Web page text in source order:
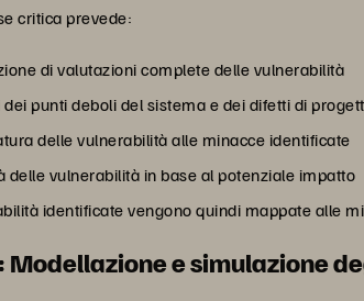
critica prevede:
di valutazioni complete delle vulnerabilità
dei punti deboli del sistema e dei difetti di
delle vulnerabilità alle minacce identificate
delle vulnerabilità in base al potenziale impatto
identificate vengono quindi mappate alle
Modellazione e simulazione